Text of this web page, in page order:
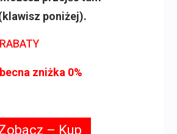
poniżej).
zniżka 0%
– Kup